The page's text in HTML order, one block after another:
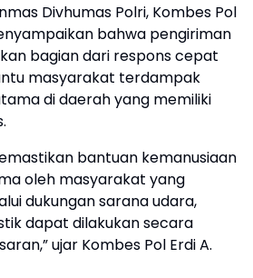
Divhumas Polri, Kombes Pol
bahwa pengiriman
bagian dari respons cepat
masyarakat terdampak
di daerah yang memiliki
bantuan kemanusiaan
oleh masyarakat yang
dukungan sarana udara,
dapat dilakukan secara
ujar Kombes Pol Erdi A.